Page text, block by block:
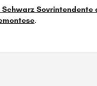
Sovrintendente
.